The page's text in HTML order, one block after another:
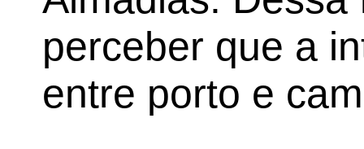
perceber que a
entre porto e